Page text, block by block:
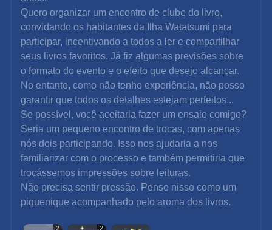
Quero organizar um encontro de clube do livro,
convidando os habitantes da Ilha Watatsumi para
participar, incentivando a todos a ler e compartilhar
seus livros favoritos. Já fiz algumas previsões sobre
o formato do evento e o efeito que desejo alcançar.
No entanto, como não tenho experiência, não posso
garantir que todos os detalhes estejam perfeitos...
Se possível, você aceitaria fazer um ensaio comigo?
Seria um pequeno encontro de trocas, com apenas
nós dois participando. Isso nos ajudaria a nos
familiarizar com o processo e também permitiria que
trocássemos impressões sobre leituras.
Não precisa sentir pressão. Pense nisso como um
piquenique acompanhado pelo aroma dos livros.
2 2